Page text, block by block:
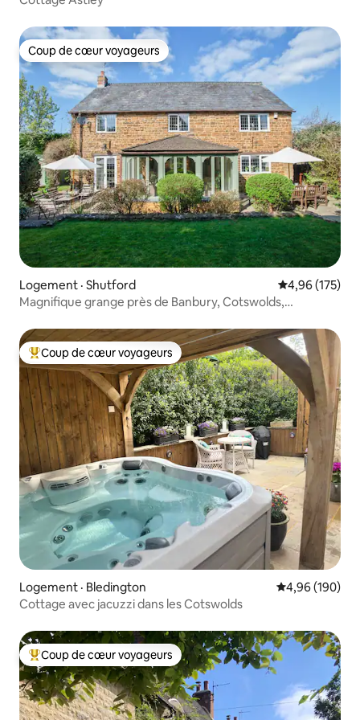
Coup de cœur voyageurs
Coup de cœur voyageurs
Logement · Shutford Note
4,96 (175)
Magnifique grange près de Banbury, Cotswolds,
Coup de cœur voyageurs parmi les plus aimés
Coup de cœur voyageurs
Logement · Bledington Note
4,96 (190)
Cottage avec jacuzzi dans les Cotswolds
Coup de cœur voyageurs parmi les plus aimés
Coup de cœur voyageurs